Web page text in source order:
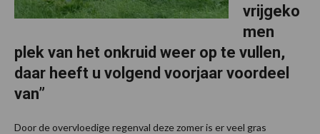
vrijgeko
men
plek van het onkruid weer op te vullen,
daar heeft u volgend voorjaar voordeel
van”
Door de overvloedige regenval deze zomer is er veel gras